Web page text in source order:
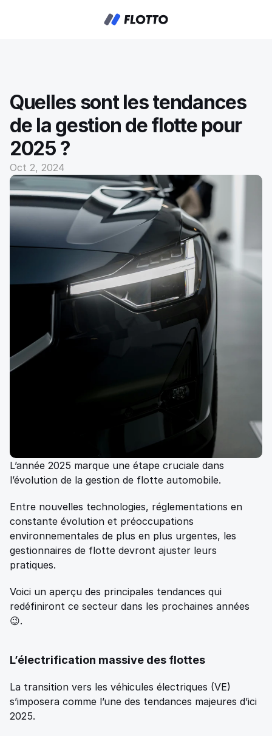
Quelles sont les tendances
de la gestion de flotte pour
2025 ?
Oct 2, 2024
L’année 2025 marque une étape cruciale dans
l’évolution de la gestion de flotte automobile.
Entre nouvelles technologies, réglementations en
constante évolution et préoccupations
environnementales de plus en plus urgentes, les
gestionnaires de flotte devront ajuster leurs
pratiques.
Voici un aperçu des principales tendances qui
redéfiniront ce secteur dans les prochaines années
😉.
L’électrification massive des flottes
La transition vers les véhicules électriques (VE)
s’imposera comme l’une des tendances majeures d’ici
2025.